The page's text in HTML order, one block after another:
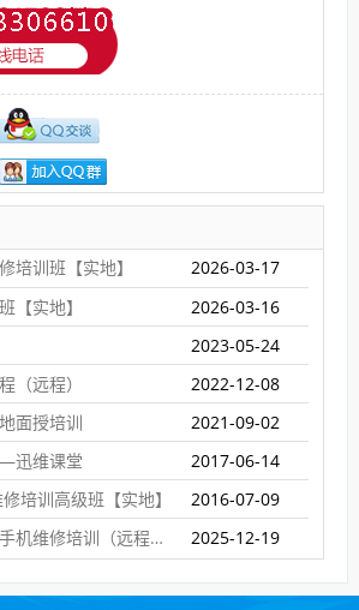
培训班【实地】
2026-03-17
【实地】
2026-03-16
2023-05-24
（远程）
2022-12-08
面授培训
2021-09-02
迅维课堂
2017-06-14
培训高级班【实地】
2016-07-09
苹果手机、安卓手机维修培训（远程网络班）
2025-12-19